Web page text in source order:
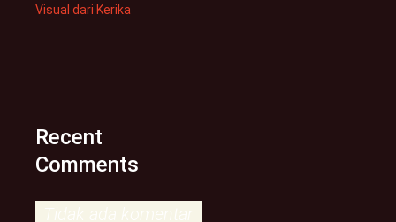
Visual dari Kerika
Recent
Comments
Tidak ada komentar